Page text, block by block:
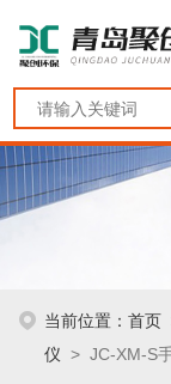
当前位置：首页
仪 > JC-XM-S